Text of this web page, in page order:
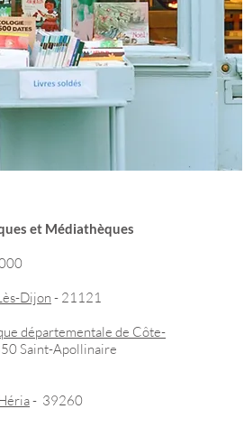
et Médiathèques
Dijon - 21121
départementale de Côte-
Saint-Apollinaire
- 39260